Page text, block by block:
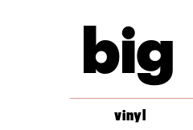
big
vinyl